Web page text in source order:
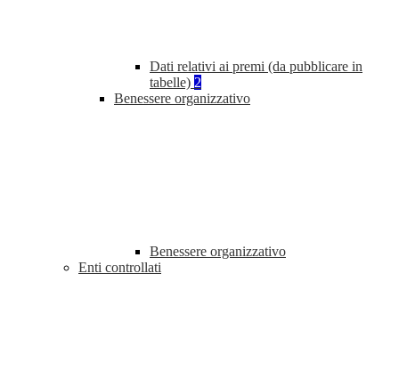
Dati relativi ai premi (da pubblicare in
tabelle) 2
Benessere organizzativo
Benessere organizzativo
Enti controllati